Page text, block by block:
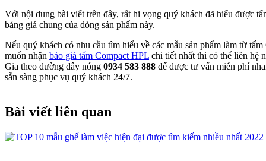
Với nội dung bài viết trên đây, rất hi vọng quý khách đã hiểu được
bảng giá chung của dòng sản phẩm này.
Nếu quý khách có nhu cầu tìm hiểu về các mẫu sản phẩm làm từ
muốn nhận báo giá tấm Compact HPL chi tiết nhất thì có thể liên hệ
Gia theo đường dây nóng 0934 583 888 để được tư vấn miễn phí
sẵn sàng phục vụ quý khách 24/7.
Bài viết liên quan